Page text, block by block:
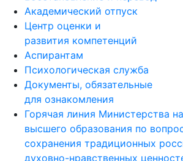
Центр оценки и
развития компетенций
Аспирантам
Психологическая служба
Документы, обязательные
для ознакомления
Горячая линия Министерства
высшего образования по
сохранения традиционных
духовно-нравственных